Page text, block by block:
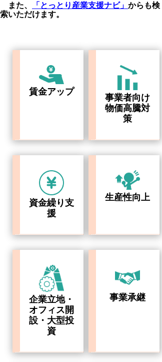
また、
「とっとり産業支援ナビ」 からも検
索いただけます。
賃金アップ
事業者向け
物価高騰対
策
資金繰り支
援
生産性向上
企業立地・
オフィス開
設・大型投
資
事業承継